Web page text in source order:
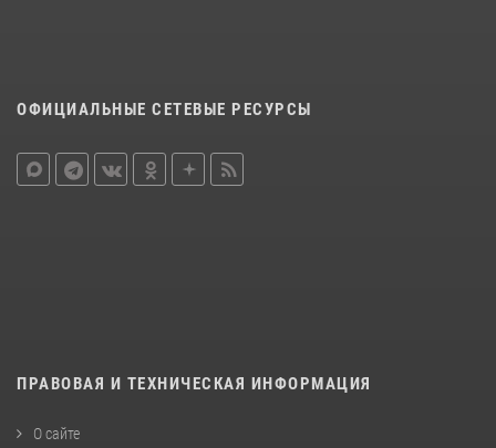
ОФИЦИАЛЬНЫЕ СЕТЕВЫЕ РЕСУРСЫ
ПРАВОВАЯ И ТЕХНИЧЕСКАЯ ИНФОРМАЦИЯ
О сайте